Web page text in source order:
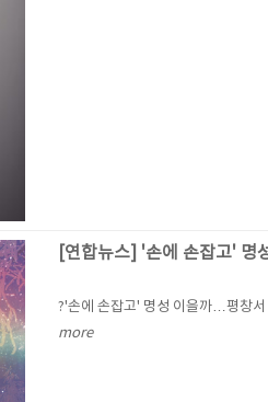
[연합뉴스] '손에 손잡고' 명
?'손에 손잡고' 명성 이을까…평창서
more